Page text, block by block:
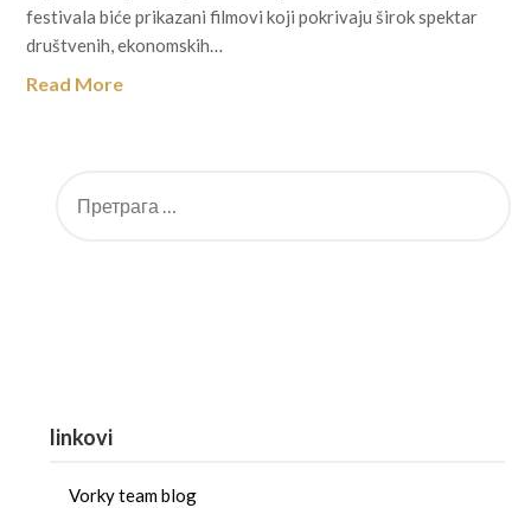
festivala biće prikazani filmovi koji pokrivaju širok spektar
društvenih, ekonomskih…
Read More
linkovi
Vorky team blog